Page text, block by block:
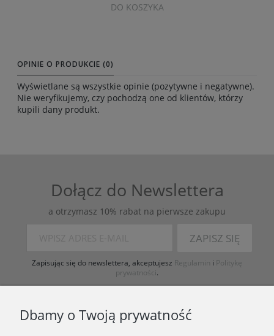
DO KOSZYKA
OPINIE O PRODUKCIE (0)
Wyświetlane są wszystkie opinie (pozytywne i negatywne).
Nie weryfikujemy, czy pochodzą one od klientów, którzy
kupili dany produkt.
Dołącz do Newslettera
a otrzymasz 10% rabat na pierwsze zakupu
ZAPISZ SIĘ
Zapisując się do newslettera, akceptujesz Regulamin i Politykę
prywatności.
Dbamy o Twoją prywatność